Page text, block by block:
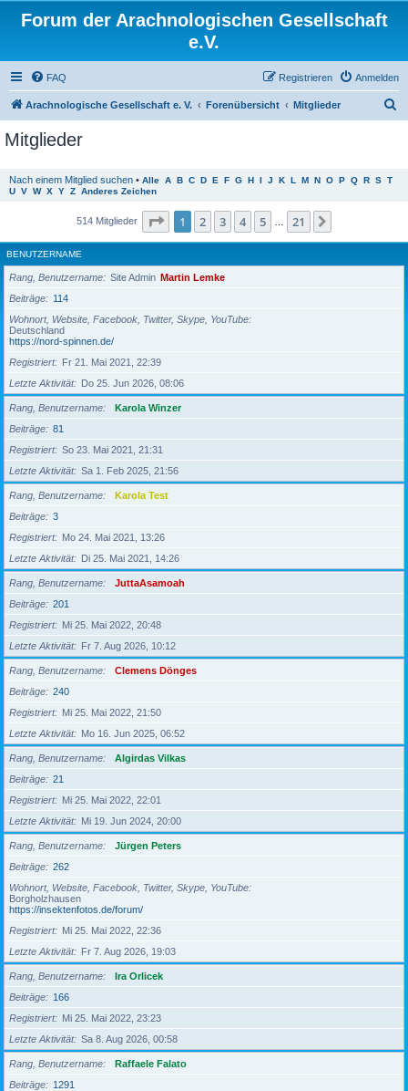
Forum der Arachnologischen Gesellschaft
e.V.
FAQ Anmelden
Registrieren
Arachnologische Gesellschaft e. V. Forenübersicht Mitglieder
Mitglieder
Nach einem Mitglied suchen • Alle A B C D E F G H I J K L M N O P Q R S T
U V W X Y Z Anderes Zeichen
514 Mitglieder Seite 1von 21
1 2 3 4 5 21
BENUTZERNAME
Rang, Benutzername Site Admin Martin Lemke
Beiträge
114
Wohnort, Website, Facebook, Twitter, Skype, YouTube
Deutschland
https://nord-spinnen.de/
Registriert
Fr 21. Mai 2021, 22:39
Letzte Aktivität
Do 25. Jun 2026, 08:06
Rang, Benutzername
Karola Winzer
Beiträge
81
Registriert
So 23. Mai 2021, 21:31
Letzte Aktivität
Sa 1. Feb 2025, 21:56
Rang, Benutzername
Karola Test
Beiträge
3
Registriert
Mo 24. Mai 2021, 13:26
Letzte Aktivität
Di 25. Mai 2021, 14:26
Rang, Benutzername
JuttaAsamoah
Beiträge
201
Registriert
Mi 25. Mai 2022, 20:48
Letzte Aktivität
Fr 7. Aug 2026, 10:12
Rang, Benutzername
Clemens Dönges
Beiträge
240
Registriert
Mi 25. Mai 2022, 21:50
Letzte Aktivität
Mo 16. Jun 2025, 06:52
Rang, Benutzername
Algirdas Vilkas
Beiträge
21
Registriert
Mi 25. Mai 2022, 22:01
Letzte Aktivität
Mi 19. Jun 2024, 20:00
Rang, Benutzername
Jürgen Peters
Beiträge
262
Wohnort, Website, Facebook, Twitter, Skype, YouTube
Borgholzhausen
https://insektenfotos.de/forum/
Registriert
Mi 25. Mai 2022, 22:36
Letzte Aktivität
Fr 7. Aug 2026, 19:03
Rang, Benutzername
Ira Orlicek
Beiträge
166
Registriert
Mi 25. Mai 2022, 23:23
Letzte Aktivität
Sa 8. Aug 2026, 00:58
Rang, Benutzername
Raffaele Falato
Beiträge
1291